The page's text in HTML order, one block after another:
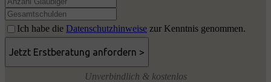
Ich habe die Datenschutzhinweise zur Kenntnis genommen.
Unverbindlich & kostenlos